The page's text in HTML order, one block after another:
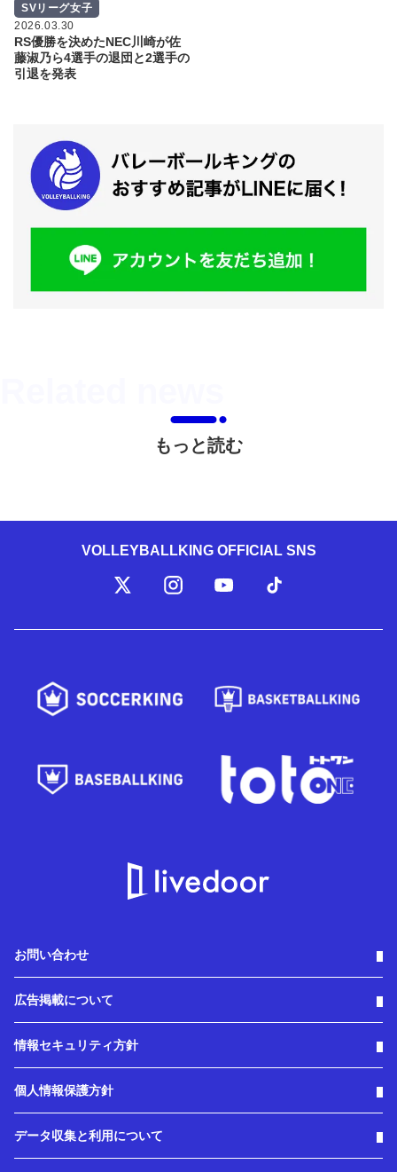
SVリーグ女子
2026.03.30
RS優勝を決めたNEC川崎が佐
藤淑乃ら4選手の退団と2選手の
引退を発表
もっと読む
VOLLEYBALLKING OFFICIAL SNS
お問い合わせ
広告掲載について
情報セキュリティ方針
個人情報保護方針
データ収集と利用について